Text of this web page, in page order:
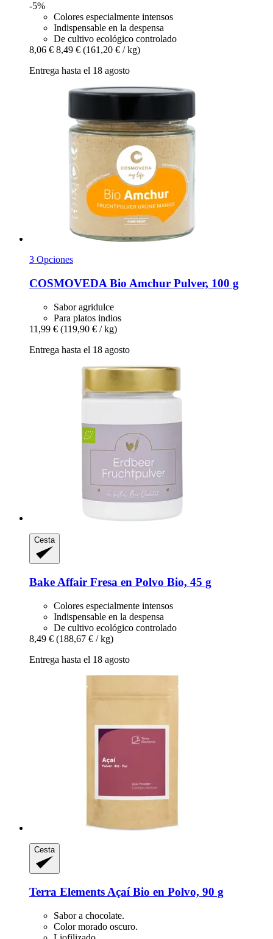
-5%
Colores especialmente intensos
Indispensable en la despensa
De cultivo ecológico controlado
8,06 € 8,49 € (161,20 € / kg)
Entrega hasta el 18 agosto
3 Opciones
COSMOVEDA Bio Amchur Pulver, 100 g
Sabor agridulce
Para platos indios
11,99 € (119,90 € / kg)
Entrega hasta el 18 agosto
Cesta
Bake Affair Fresa en Polvo Bio, 45 g
Colores especialmente intensos
Indispensable en la despensa
De cultivo ecológico controlado
8,49 € (188,67 € / kg)
Entrega hasta el 18 agosto
Cesta
Terra Elements Açaí Bio en Polvo, 90 g
Sabor a chocolate.
Color morado oscuro.